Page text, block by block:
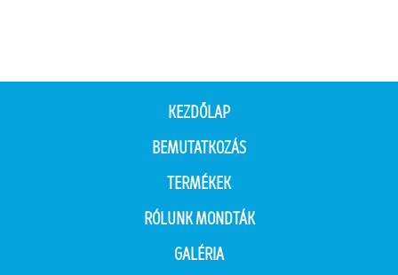
KEZDŐLAP
BEMUTATKOZÁS
TERMÉKEK
RÓLUNK MONDTÁK
GALÉRIA